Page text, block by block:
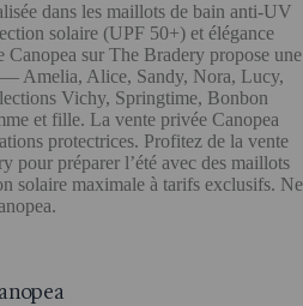
dans les maillots de bain anti-UV
solaire (UPF 50+) et élégance
sur The Bradery propose une
— Amelia, Alice, Sandy, Nora, Lucy,
Vichy, Springtime, Bonbon
et fille. La vente privée Canopea
protectrices. Profitez de la vente
pour préparer l’été avec des maillots
solaire maximale à tarifs exclusifs. Ne